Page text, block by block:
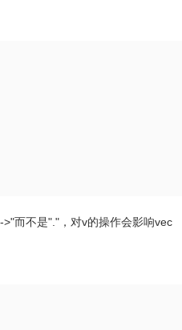
而不是"."，对v的操作会影响vec